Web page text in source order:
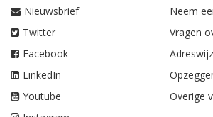
Nieuwsbrief
Twitter
Facebook
LinkedIn
Youtube
Neem
Vragen
Overige